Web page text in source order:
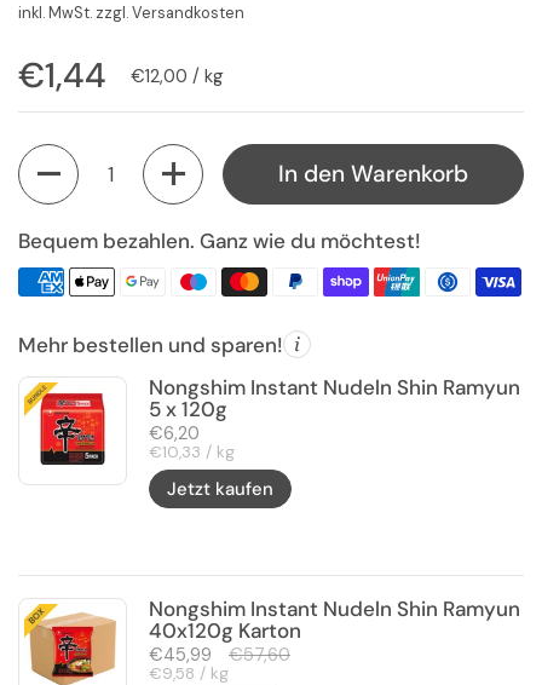
inkl. MwSt. zzgl.Versandkosten
Regulärer Preis
€1,44 Stückpreis
€12,00 / kg
Anzahl
In den Warenkorb
Bequem bezahlen. Ganz wie du möchtest!
Mehr bestellen und sparen!
Nongshim Instant Nudeln Shin Ramyun
5 x 120g
Regulärer Preis
€6,20
Stückpreis
€10,33 / kg
Jetzt kaufen
Nongshim Instant Nudeln Shin Ramyun
40x120g Karton
Regulärer Preis
€45,99 Sale-Preis
€57,60
Stückpreis
€9,58 / kg